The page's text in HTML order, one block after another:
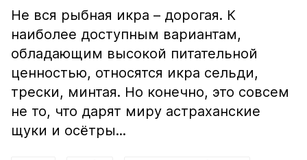
Не вся рыбная икра – дорогая. К
наиболее доступным вариантам,
обладающим высокой питательной
ценностью, относятся икра сельди,
трески, минтая. Но конечно, это совсем
не то, что дарят миру астраханские
щуки и осётры...